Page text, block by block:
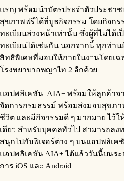
แรก) พร้อมนำบัตรประจำตัวประชา
สุขภาพฟรีได้ที่บูธกิจกรรม โดยกิจกร
ทะเบียนล่วงหน้าเท่านั้น ซึ่งผู้ที่ไม่ได้เ
ทะเบียนได้เช่นกัน นอกจากนี้ ทุกท่าน
สิทธิพิเศษที่มอบให้ภายในงานโดยเ
โรงพยาบาลพญาไท 2 อีกด้วย
แอปพลิเคชัน AIA+ พร้อมให้ลูกค้าจ
จัดการกรมธรรม์ พร้อมส่งมอบสุขภ
ชีวิต และมีกิจกรรมดี ๆ มากมาย ไว้ใ
เดียว สำหรับบุคคลทั่วไป สามารถลง
สนุกไปกับฟีเจอร์ต่าง ๆ บนแอปพลิเค
แอปพลิเคชัน AIA+ ได้แล้ววันนี้บนร
การ iOS และ Android